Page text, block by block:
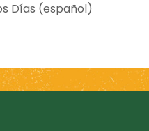
Días (español)